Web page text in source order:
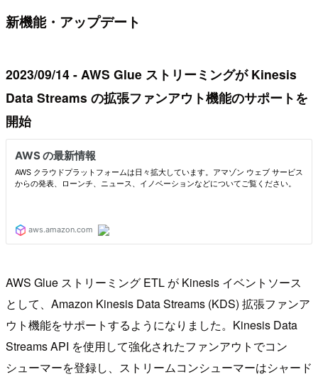
新機能・アップデート
2023/09/14 - AWS Glue ストリーミングが Kinesis
Data Streams の拡張ファンアウト機能のサポートを
開始
AWS Glue ストリーミング ETL が Kinesis イベントソース
として、Amazon Kinesis Data Streams (KDS) 拡張ファンア
ウト機能をサポートするようになりました。Kinesis Data
Streams API を使用して強化されたファンアウトでコン
シューマーを登録し、ストリームコンシューマーはシャード